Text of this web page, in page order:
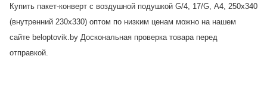
Купить пакет-конверт с воздушной подушкой G/4, 17/G, А4, 250х340
(внутренний 230х330) оптом по низким ценам можно на нашем
сайте beloptovik.by Доскональная проверка товара перед
отправкой.